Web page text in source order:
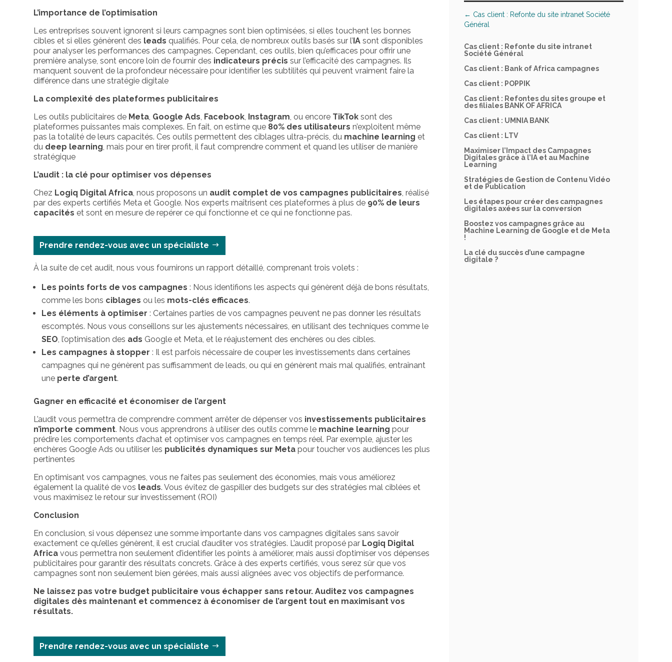
L’importance de l’optimisation
Les entreprises souvent ignorent si leurs campagnes sont bien optimisées, si elles touchent les bonnes
cibles et si elles génèrent des leads qualifiés. Pour cela, de nombreux outils basés sur l’IA sont disponibles
pour analyser les performances des campagnes. Cependant, ces outils, bien qu’efficaces pour offrir une
première analyse, sont encore loin de fournir des indicateurs précis sur l’efficacité des campagnes. Ils
manquent souvent de la profondeur nécessaire pour identifier les subtilités qui peuvent vraiment faire la
différence dans une stratégie digitale
La complexité des plateformes publicitaires
Les outils publicitaires de Meta Google Ads Facebook Instagram , ou encore TikTok sont des
plateformes puissantes mais complexes. En fait, on estime que 80% des utilisateurs n’exploitent même
pas la totalité de leurs capacités. Ces outils permettent des ciblages ultra-précis, du machine learning et
du deep learning , mais pour en tirer profit, il faut comprendre comment et quand les utiliser de manière
stratégique
L’audit : la clé pour optimiser vos dépenses
Chez Logiq Digital Africa , nous proposons un audit complet de vos campagnes publicitaires , réalisé
par des experts certifiés Meta et Google. Nos experts maîtrisent ces plateformes à plus de 90% de leurs
capacités et sont en mesure de repérer ce qui fonctionne et ce qui ne fonctionne pas.
Prendre rendez-vous avec un spécialiste
À la suite de cet audit, nous vous fournirons un rapport détaillé, comprenant trois volets :
Les points forts de vos campagnes : Nous identifions les aspects qui génèrent déjà de bons résultats,
comme les bons ciblages ou les mots-clés efficaces.
Les éléments à optimiser : Certaines parties de vos campagnes peuvent ne pas donner les résultats
escomptés. Nous vous conseillons sur les ajustements nécessaires, en utilisant des techniques comme le
SEO, l’optimisation des ads Google et Meta, et le réajustement des enchères ou des cibles.
Les campagnes à stopper : Il est parfois nécessaire de couper les investissements dans certaines
campagnes qui ne génèrent pas suffisamment de leads, ou qui en génèrent mais mal qualifiés, entraînant
une perte d’argent.
Gagner en efficacité et économiser de l’argent
L’audit vous permettra de comprendre comment arrêter de dépenser vos investissements publicitaires
n’importe comment. Nous vous apprendrons à utiliser des outils comme le machine learning pour
prédire les comportements d’achat et optimiser vos campagnes en temps réel. Par exemple, ajuster les
enchères Google Ads ou utiliser les publicités dynamiques sur Meta pour toucher vos audiences les plus
pertinentes
En optimisant vos campagnes, vous ne faites pas seulement des économies, mais vous améliorez
également la qualité de vos leads. Vous évitez de gaspiller des budgets sur des stratégies mal ciblées et
vous maximisez le retour sur investissement (ROI)
Conclusion
En conclusion, si vous dépensez une somme importante dans vos campagnes digitales sans savoir
exactement ce qu’elles génèrent, il est crucial d’auditer vos stratégies. L’audit proposé par Logiq Digital
Africa vous permettra non seulement d’identifier les points à améliorer, mais aussi d’optimiser vos dépenses
publicitaires pour garantir des résultats concrets. Grâce à des experts certifiés, vous serez sûr que vos
campagnes sont non seulement bien gérées, mais aussi alignées avec vos objectifs de performance.
Ne laissez pas votre budget publicitaire vous échapper sans retour. Auditez vos campagnes
digitales dès maintenant et commencez à économiser de l’argent tout en maximisant vos
résultats.
Prendre rendez-vous avec un spécialiste
← Cas client : Refonte du site intranet Société
Général
Cas client : Refonte du site intranet
Société Général
Cas client : Bank of Africa campagnes
Cas client : POPPIK
Cas client : Refontes du sites groupe et
des filiales BANK OF AFRICA
Cas client : UMNIA BANK
Cas client : LTV
Maximiser l’Impact des Campagnes
Digitales grâce à l’IA et au Machine
Learning
Stratégies de Gestion de Contenu Vidéo
et de Publication
Les étapes pour créer des campagnes
digitales axées sur la conversion
Boostez vos campagnes grâce au
Machine Learning de Google et de Meta
!
La clé du succès d’une campagne
digitale ?